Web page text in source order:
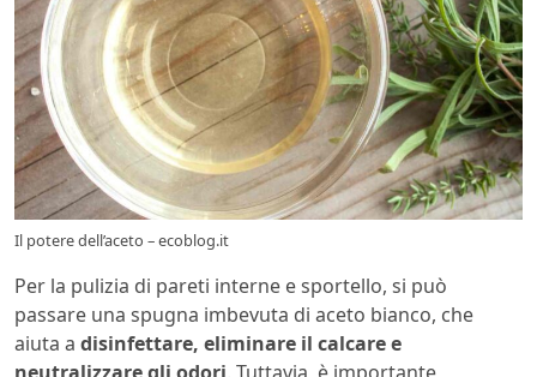
Il potere dell’aceto – ecoblog.it
Per la pulizia di pareti interne e sportello, si può
passare una spugna imbevuta di aceto bianco, che
aiuta a disinfettare, eliminare il calcare e